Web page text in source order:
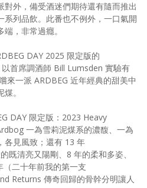
對外，備受酒迷們期待還有隨而推出
系列品飲。此番也不例外，一口氣開
，非常過癮。
DAY 2025 限定版的
首席調酒師 Bill Lumsden 實驗有
來一派 ARDBEG 近年經典的甜美中
。
DAY 限定版：2023 Heavy
一為雪莉泥煤系的濃馥、一為
各見風致；還有 13 年
既清亮又陽剛、8 年的柔和多姿、
二十年前我的第一支
Returns 傳奇回歸的骨幹分明讓人